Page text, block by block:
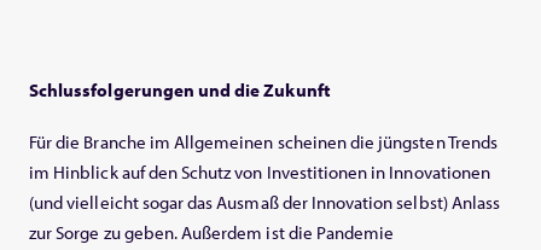
Schlussfolgerungen und die Zukunft
Für die Branche im Allgemeinen scheinen die jüngsten Trends
im Hinblick auf den Schutz von Investitionen in Innovationen
(und vielleicht sogar das Ausmaß der Innovation selbst) Anlass
zur Sorge zu geben. Außerdem ist die Pandemie